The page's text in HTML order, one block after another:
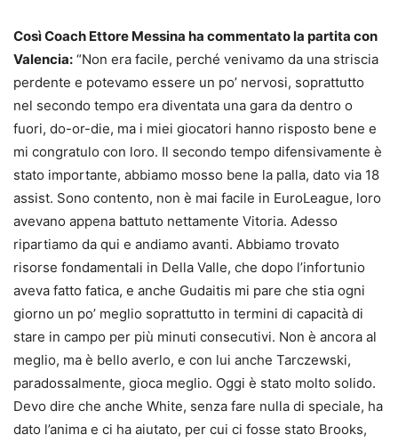
Così Coach Ettore Messina ha commentato la partita con
Valencia: “Non era facile, perché venivamo da una striscia
perdente e potevamo essere un po’ nervosi, soprattutto
nel secondo tempo era diventata una gara da dentro o
fuori, do-or-die, ma i miei giocatori hanno risposto bene e
mi congratulo con loro. Il secondo tempo difensivamente è
stato importante, abbiamo mosso bene la palla, dato via 18
assist. Sono contento, non è mai facile in EuroLeague, loro
avevano appena battuto nettamente Vitoria. Adesso
ripartiamo da qui e andiamo avanti. Abbiamo trovato
risorse fondamentali in Della Valle, che dopo l’infortunio
aveva fatto fatica, e anche Gudaitis mi pare che stia ogni
giorno un po’ meglio soprattutto in termini di capacità di
stare in campo per più minuti consecutivi. Non è ancora al
meglio, ma è bello averlo, e con lui anche Tarczewski,
paradossalmente, gioca meglio. Oggi è stato molto solido.
Devo dire che anche White, senza fare nulla di speciale, ha
dato l’anima e ci ha aiutato, per cui ci fosse stato Brooks,